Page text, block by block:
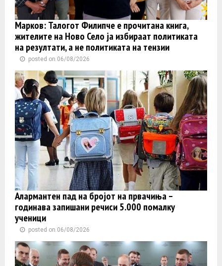
Марков: Талогот Филипче е прочитана книга,
жителите на Ново Село ја избираат политиката
на резултати, а не политиката на тензии
posted on 06/08/2026
Алармантен пад на бројот на првачиња –
годинава запишани речиси 5.000 помалку
ученици
posted on 06/08/2026